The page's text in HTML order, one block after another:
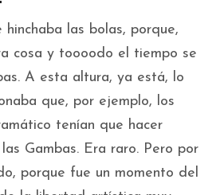
hinchaba las bolas, porque,
cosa y toooodo el tiempo se
A esta altura, ya está, lo
que, por ejemplo, los
tenían que hacer
Gambas. Era raro. Pero por
porque fue un momento del